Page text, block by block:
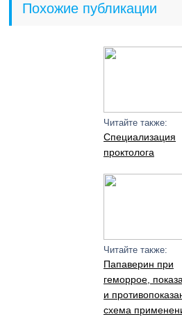
Похожие публикации
Читайте также:
Специализация
проктолога
Читайте также:
Папаверин при
геморрое,
и
схема